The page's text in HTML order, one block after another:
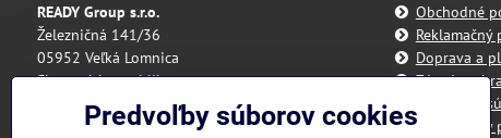
READY Group s.r.o.
Železničná 141/36
05952 Veľká Lomnica
Slovenská republika
IČO: 55 175 431
Obchodné
Doprava a
Zásady
Predvoľby
Predvoľby súborov cookies